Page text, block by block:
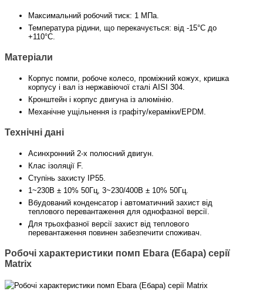
Максимальний робочий тиск: 1 МПа.
Температура рідини, що перекачується: від -15°С до
+110°С.
Матеріали
Корпус помпи, робоче колесо, проміжний кожух, кришка
корпусу і вал із нержавіючої сталі AISI 304.
Кронштейн і корпус двигуна із алюмінію.
Механічне ущільнення із графіту/кераміки/EPDM.
Технічні дані
Асинхронний 2-х полюсний двигун.
Клас ізоляції F.
Ступінь захисту IP55.
1~230В ± 10% 50Гц, 3~230/400В ± 10% 50Гц.
Вбудований конденсатор і автоматичний захист від
теплового перевантаження для однофазної версії.
Для трьохфазної версії захист від теплового
перевантаження повинен забезпечити споживач.
Робочі характеристики помп Ebara (Ебара) серії
Matrix